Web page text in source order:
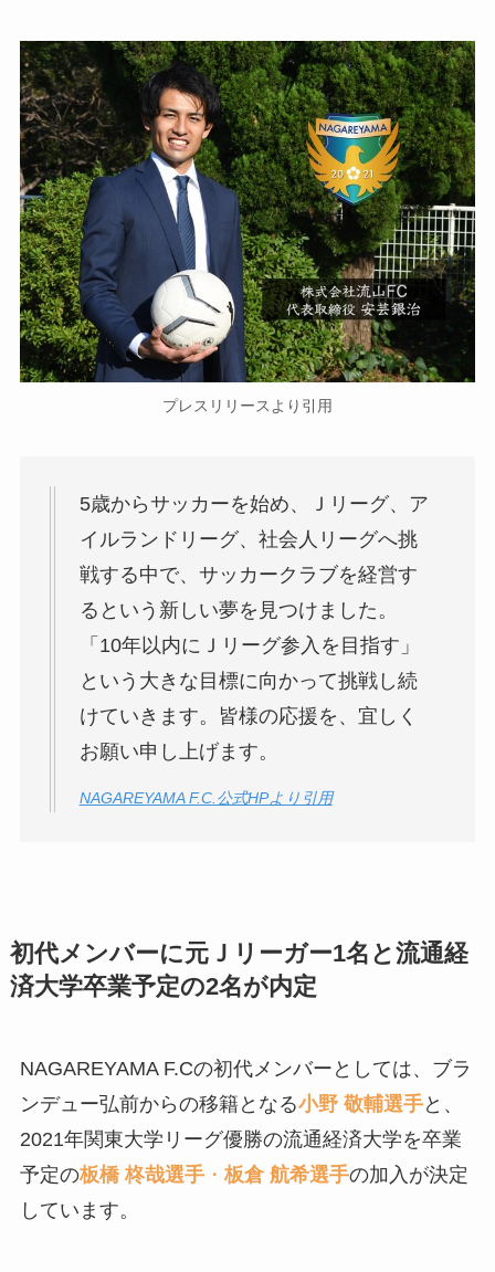
プレスリリースより引用
5歳からサッカーを始め、Ｊリーグ、ア
イルランドリーグ、社会人リーグへ挑
戦する中で、サッカークラブを経営す
るという新しい夢を見つけました。
「10年以内にＪリーグ参入を目指す」
という大きな目標に向かって挑戦し続
けていきます。皆様の応援を、宜しく
お願い申し上げます。
NAGAREYAMA F.C.公式HPより引用
初代メンバーに元Ｊリーガー1名と流通経
済大学卒業予定の2名が内定
NAGAREYAMA F.Cの初代メンバーとしては、ブラ
ンデュー弘前からの移籍となる小野 敬輔選手と、
2021年関東大学リーグ優勝の流通経済大学を卒業
予定の板橋 柊哉選手・ 板倉 航希選手の加入が決定
しています。